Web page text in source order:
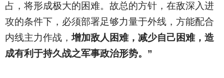
占，将形成极大的困难。故总的方针，在敌深入进
攻的条件下，必须部署足够力量于外线，方能配合
内线主力作战，增加敌人困难，减少自己困难，造
成有利于持久战之军事政治形势。”